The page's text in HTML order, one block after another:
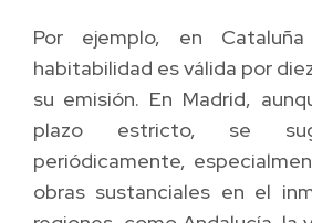
Por ejemplo, en
habitabilidad es válida por
su emisión. En Madrid,
plazo estricto, se
periódicamente,
obras sustanciales en el